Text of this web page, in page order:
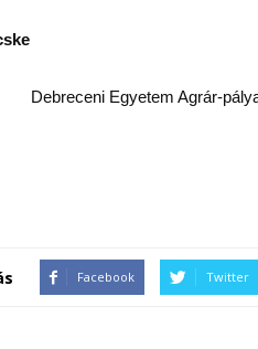
Egyetem Agrár-
Facebook Twitter